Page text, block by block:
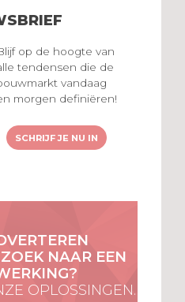
op de hoogte van
tendensen die de
vandaag
morgen definiëren!
SCHRIJF JE NU IN
NAAR EEN
OPLOSSINGEN.